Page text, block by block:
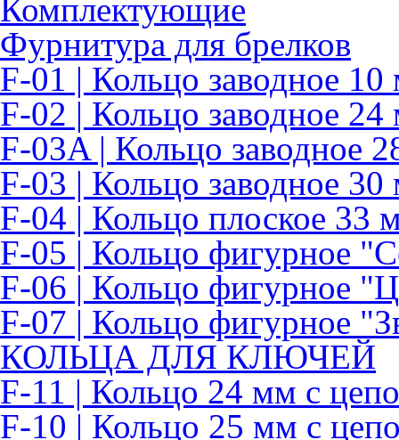
Комплектующие
Фурнитура для брелков
F-01 | Кольцо заводное
F-02 | Кольцо заводное
F-03A | Кольцо заводное
F-03 | Кольцо заводное
F-04 | Кольцо плоское 33
F-05 | Кольцо фигурное
F-06 | Кольцо фигурное
F-07 | Кольцо фигурное
КОЛЬЦА ДЛЯ КЛЮЧЕЙ
F-11 | Кольцо 24 мм с
F-10 | Кольцо 25 мм с